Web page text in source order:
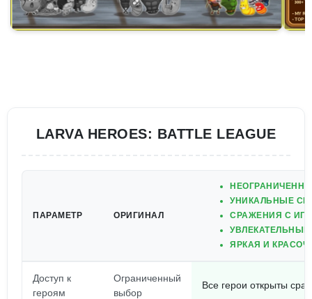
LARVA HEROES: BATTLE LEAGUE
ПАРАМЕТР ОРИГИНАЛ
УНИКАЛЬНЫЕ
СРАЖЕНИЯ С
ЯРКАЯ И
Доступ к
героям
Ограниченный
выбор
Все герои открыты